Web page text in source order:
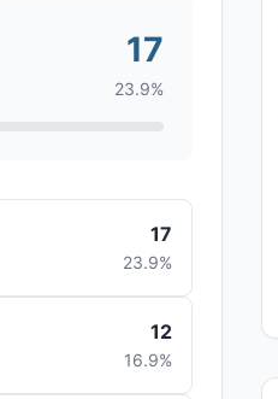
17
23.9%
17
23.9%
12
16.9%